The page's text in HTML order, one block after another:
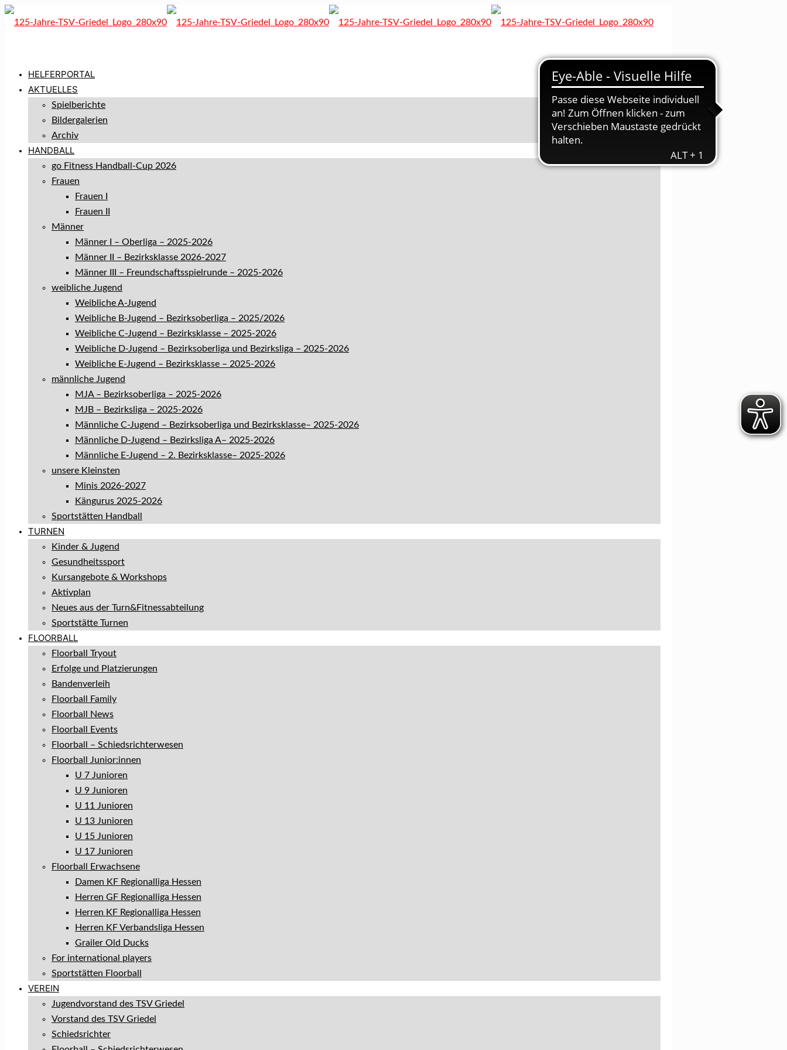
HELFERPORTAL
AKTUELLES
Spielberichte
Bildergalerien
Archiv
HANDBALL
go Fitness Handball-Cup 2026
Frauen
Frauen I
Frauen II
Männer
Männer I – Oberliga – 2025-2026
Männer II – Bezirksklasse 2026-2027
Männer III – Freundschaftsspielrunde – 2025-2026
weibliche Jugend
Weibliche A-Jugend
Weibliche B-Jugend – Bezirksoberliga – 2025/2026
Weibliche C-Jugend – Bezirksklasse – 2025-2026
Weibliche D-Jugend – Bezirksoberliga und Bezirksliga – 2025-2026
Weibliche E-Jugend – Bezirksklasse – 2025-2026
männliche Jugend
MJA – Bezirksoberliga – 2025-2026
MJB – Bezirksliga – 2025-2026
Männliche C-Jugend – Bezirksoberliga und Bezirksklasse– 2025-2026
Männliche D-Jugend – Bezirksliga A– 2025-2026
Männliche E-Jugend – 2. Bezirksklasse– 2025-2026
unsere Kleinsten
Minis 2026-2027
Kängurus 2025-2026
Sportstätten Handball
TURNEN
Kinder & Jugend
Gesundheitssport
Kursangebote & Workshops
Aktivplan
Neues aus der Turn&Fitnessabteilung
Sportstätte Turnen
FLOORBALL
Floorball Tryout
Erfolge und Platzierungen
Bandenverleih
Floorball Family
Floorball News
Floorball Events
Floorball – Schiedsrichterwesen
Floorball Junior:innen
U 7 Junioren
U 9 Junioren
U 11 Junioren
U 13 Junioren
U 15 Junioren
U 17 Junioren
Floorball Erwachsene
Damen KF Regionalliga Hessen
Herren GF Regionalliga Hessen
Herren KF Regionalliga Hessen
Herren KF Verbandsliga Hessen
Grailer Old Ducks
For international players
Sportstätten Floorball
VEREIN
Jugendvorstand des TSV Griedel
Vorstand des TSV Griedel
Schiedsrichter